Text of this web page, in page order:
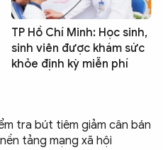
TP Hồ Chí Minh: Học sinh,
sinh viên được khám sức
khỏe định kỳ miễn phí
tra bút tiêm giảm cân bán
tảng mạng xã hội